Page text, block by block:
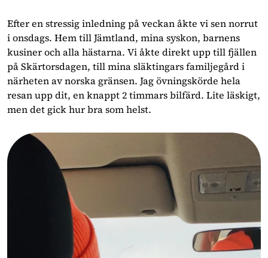
Efter en stressig inledning på veckan åkte vi sen norrut
i onsdags. Hem till Jämtland, mina syskon, barnens
kusiner och alla hästarna. Vi åkte direkt upp till fjällen
på Skärtorsdagen, till mina släktingars familjegård i
närheten av norska gränsen. Jag övningskörde hela
resan upp dit, en knappt 2 timmars bilfärd. Lite läskigt,
men det gick hur bra som helst.